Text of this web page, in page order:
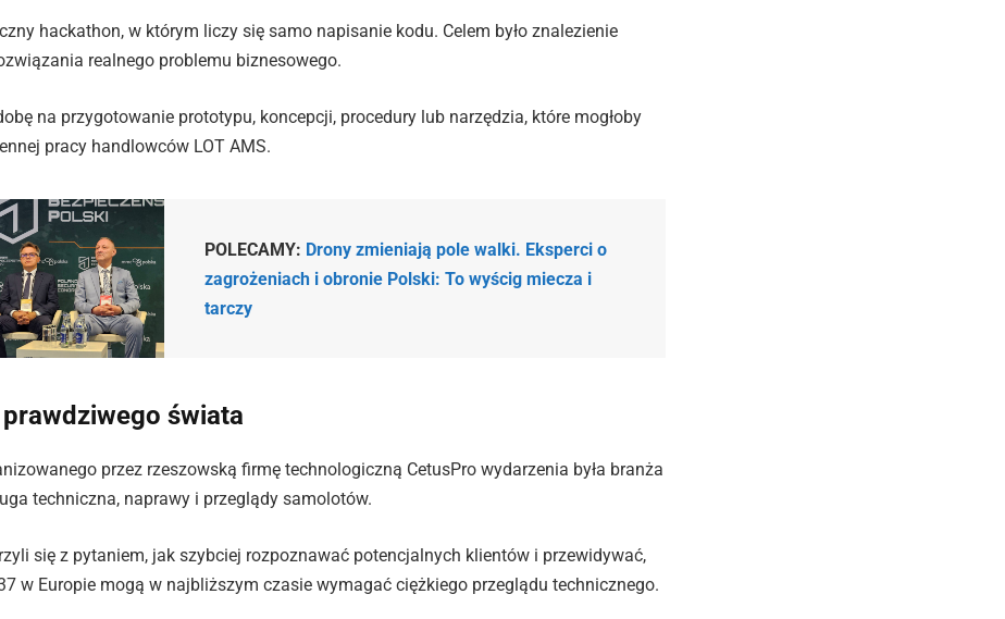
hackathon, w którym liczy się samo napisanie kodu. Celem było znalezienie
realnego problemu biznesowego.
na przygotowanie prototypu, koncepcji, procedury lub narzędzia, które mogłoby
pracy handlowców LOT AMS.
POLECAMY: Drony zmieniają pole walki. Eksperci o
zagrożeniach i obronie Polski: To wyścig miecza i
tarczy
świata
przez rzeszowską firmę technologiczną CetusPro wydarzenia była branża
techniczna, naprawy i przeglądy samolotów.
się z pytaniem, jak szybciej rozpoznawać potencjalnych klientów i przewidywać,
w Europie mogą w najbliższym czasie wymagać ciężkiego przeglądu technicznego.